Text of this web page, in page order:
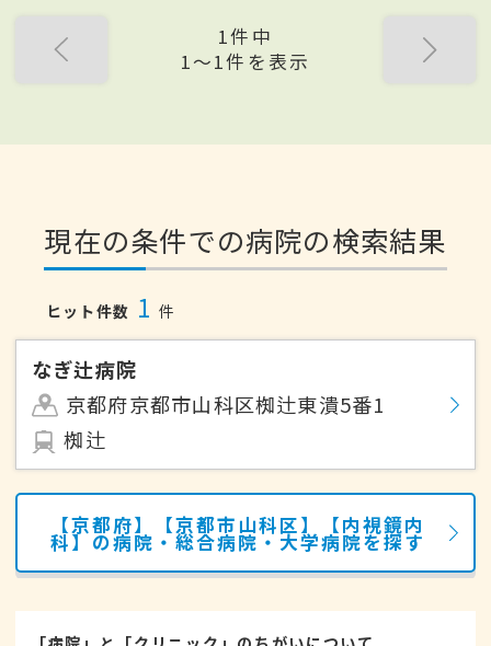
1件中
1〜1件を表示
現在の条件での病院の検索結果
ヒット件数 1 件
なぎ辻病院
京都府京都市山科区椥辻東潰5番1
椥辻
【京都府】【京都市山科区】【内視鏡内
科】の病院・総合病院・大学病院を探す